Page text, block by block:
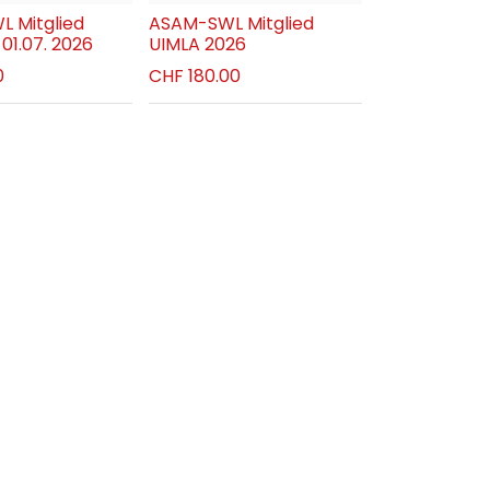
Mitglied
2026
ASAM-SWL Mitglied
UIMLA 2026
CHF 180.00